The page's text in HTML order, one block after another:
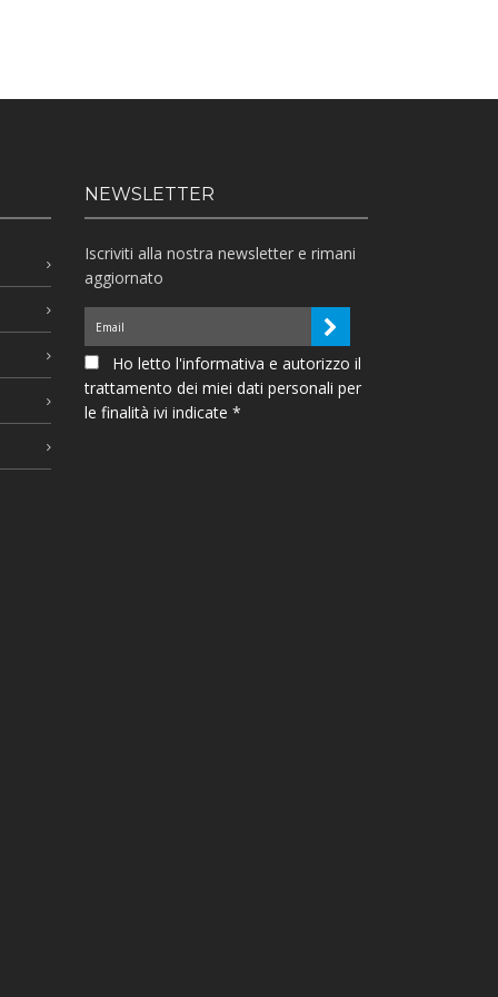
NEWSLETTER
Iscriviti alla nostra newsletter e rimani
aggiornato
Ho letto l'informativa e autorizzo il
trattamento dei miei dati personali per
le finalità ivi indicate *